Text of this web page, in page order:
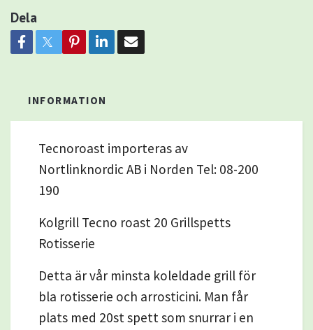
Dela
INFORMATION
Tecnoroast importeras av
Nortlinknordic AB i Norden Tel: 08-200
190
Kolgrill Tecno roast 20 Grillspetts
Rotisserie
Detta är vår minsta koleldade grill för
bla rotisserie och arrosticini. Man får
plats med 20st spett som snurrar i en